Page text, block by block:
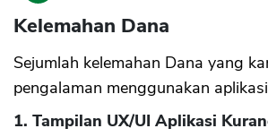
Kelemahan Dana
Sejumlah kelemahan Dana yang
pengalaman menggunakan
1. Tampilan UX/UI Aplikasi